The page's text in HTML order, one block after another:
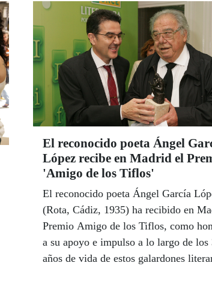
normalizada.
El reconocido poeta Ángel
López recibe en Madrid el
'Amigo de los Tiflos'
El reconocido poeta Ángel García
(Rota, Cádiz, 1935) ha recibido en
Premio Amigo de los Tiflos, como
a su apoyo e impulso a lo largo de los
años de vida de estos galardones